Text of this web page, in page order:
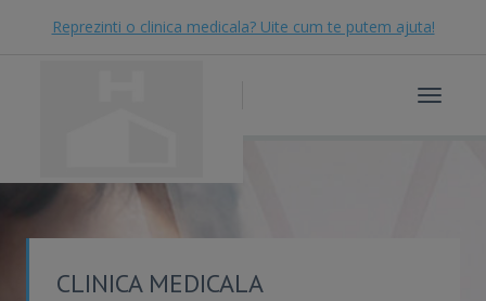
Reprezinti o clinica medicala? Uite cum te putem ajuta!
Toggle
CLINICA MEDICALA